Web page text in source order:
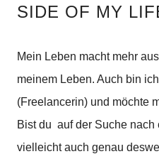
SIDE OF MY
Mein Leben macht mehr
meinem Leben. Auch bin
(Freelancerin) und möchte
Bist du auf der Suche nach
vielleicht auch genau